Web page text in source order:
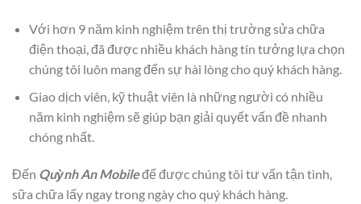
Với hơn 9 năm kinh nghiệm trên thị trường sửa chữa
điện thoại, đã được nhiều khách hàng tin tưởng lựa chọn
chúng tôi luôn mang đến sự hài lòng cho quý khách hàng.
Giao dịch viên, kỹ thuật viên là những người có nhiều
năm kinh nghiệm sẽ giúp bạn giải quyết vấn đề nhanh
chóng nhất.
Đến Quỳnh An Mobileđể được chúng tôi tư vấn tận tình,
sữa chữa lấy ngay trong ngày cho quý khách hàng.